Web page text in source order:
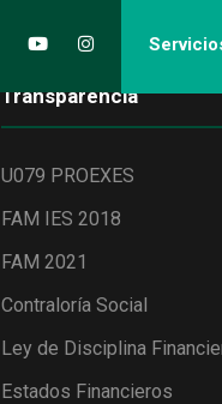
Transparencia
U079 PROEXES
FAM IES 2018
FAM 2021
Contraloría Social
Ley de Disciplina
Estados Financieros